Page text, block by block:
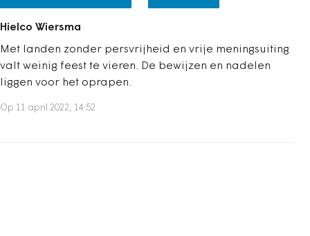
Hielco Wiersma
Met landen zonder persvrijheid en vrije meningsuiting
valt weinig feest te vieren. De bewijzen en nadelen
liggen voor het oprapen.
Op 11 april 2022, 14:52